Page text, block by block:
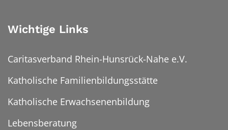
Wichtige Links
Caritasverband Rhein-Hunsrück-Nahe e.V.
Katholische Familienbildungsstätte
Katholische Erwachsenenbildung
Lebensberatung